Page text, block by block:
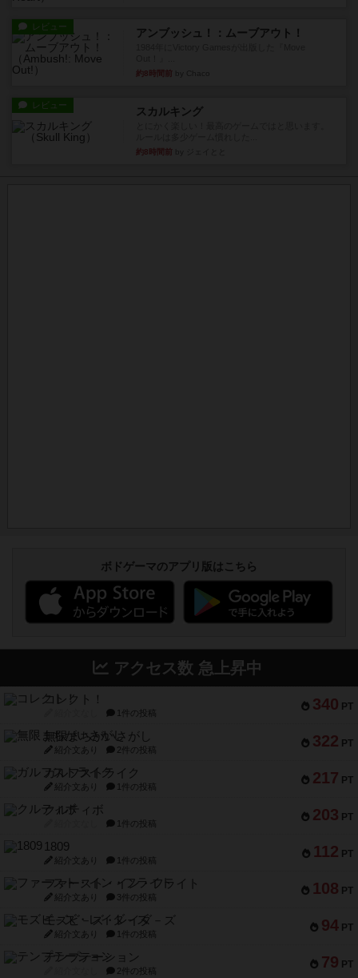
レビュー アンブッシュ！：ムーブアウト！
約8時間前
レビュー スカルキング
約8時間前
ボドゲーマのアプリ版はこちら
アクセス数 急上昇中
340 PT
コレクト！
1件の投稿
322 PT
無限まちがいさがし
紹介文あり 2件の投稿
217 PT
ガルフストライク
紹介文あり 1件の投稿
203 PT
クルティボ
1件の投稿
112 PT
1809
紹介文あり 1件の投稿
108 PT
ファースト・イン・フライト
紹介文あり 3件の投稿
94 PT
モズビ－ズ・レイダ－ズ
紹介文あり 1件の投稿
79 PT
テンプテーション
2件の投稿